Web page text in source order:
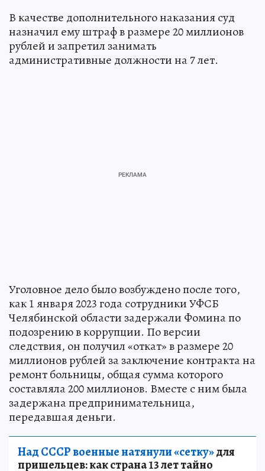
В качестве дополнительного наказания суд
назначил ему штраф в размере 20 миллионов
рублей и запретил занимать
административные должности на 7 лет.
Уголовное дело было возбуждено после того,
как 1 января 2023 года сотрудники УФСБ
Челябинской области задержали Фомина по
подозрению в коррупции. По версии
следствия, он получил «откат» в размере 20
миллионов рублей за заключение контракта на
ремонт больницы, общая сумма которого
составляла 200 миллионов. Вместе с ним была
задержана предпринимательница,
передавшая деньги.
Над СССР военные натянули «сетку»для
пришельцев: как страна 13 лет тайно